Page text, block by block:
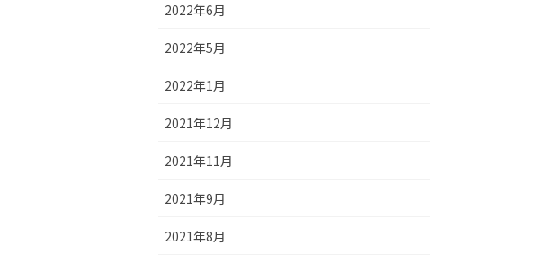
2022年6月
2022年5月
2022年1月
2021年12月
2021年11月
2021年9月
2021年8月